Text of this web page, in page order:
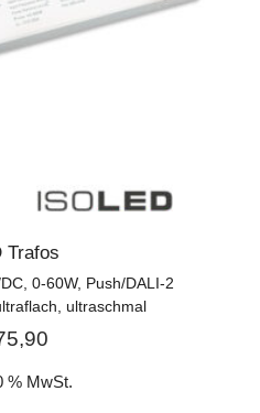
Trafos
0-60W, Push/DALI-2
ultraschmal
% MwSt.